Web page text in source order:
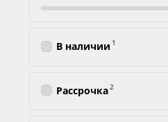
В наличии 1
Рассрочка 2